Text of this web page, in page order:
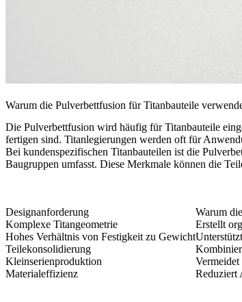
Warum die Pulverbettfusion für Titanbauteile
Die Pulverbettfusion wird häufig für Titanbauteile
fertigen sind. Titanlegierungen werden oft für
Bei kundenspezifischen Titanbauteilen ist die
Baugruppen umfasst. Diese Merkmale können die
Designanforderung
Warum
Komplexe Titangeometrie
Erstellt
Hohes Verhältnis von Festigkeit zu Gewicht
Teilekonsolidierung
Kleinserienproduktion
Materialeffizienz
Reduziert